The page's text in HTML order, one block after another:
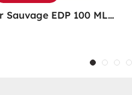
Christian Dior Sauvage EDP 100 ML Erkek Parfüm - CDDS